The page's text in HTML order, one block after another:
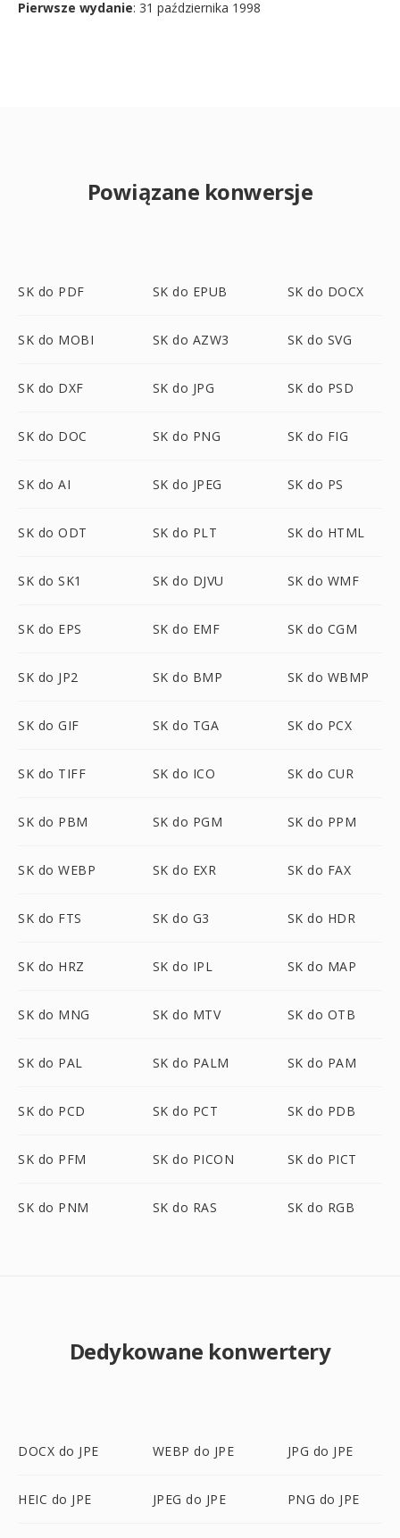
Pierwsze wydanie: 31 października 1998
Powiązane konwersje
SK do PDF SK do EPUB SK do DOCX
SK do MOBI SK do AZW3 SK do SVG
SK do DXF SK do JPG SK do PSD
SK do DOC SK do PNG SK do FIG
SK do AI SK do JPEG SK do PS
SK do ODT SK do PLT SK do HTML
SK do SK1 SK do DJVU SK do WMF
SK do EPS SK do EMF SK do CGM
SK do JP2 SK do BMP SK do WBMP
SK do GIF SK do TGA SK do PCX
SK do TIFF SK do ICO SK do CUR
SK do PBM SK do PGM SK do PPM
SK do WEBP SK do EXR SK do FAX
SK do FTS SK do G3 SK do HDR
SK do HRZ SK do IPL SK do MAP
SK do MNG SK do MTV SK do OTB
SK do PAL SK do PALM SK do PAM
SK do PCD SK do PCT SK do PDB
SK do PFM SK do PICON SK do PICT
SK do PNM SK do RAS SK do RGB
Dedykowane konwertery
DOCX do JPE WEBP do JPE JPG do JPE
HEIC do JPE JPEG do JPE PNG do JPE